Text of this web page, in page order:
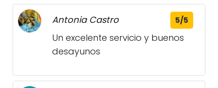
Antonia Castro 5/5
Un excelente servicio y buenos
desayunos